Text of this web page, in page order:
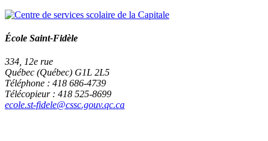
École Saint-Fidèle
334, 12e rue
Québec (Québec) G1L 2L5
Téléphone : 418 686-4739
Télécopieur : 418 525-8699
ecole.st-fidele@cssc.gouv.qc.ca